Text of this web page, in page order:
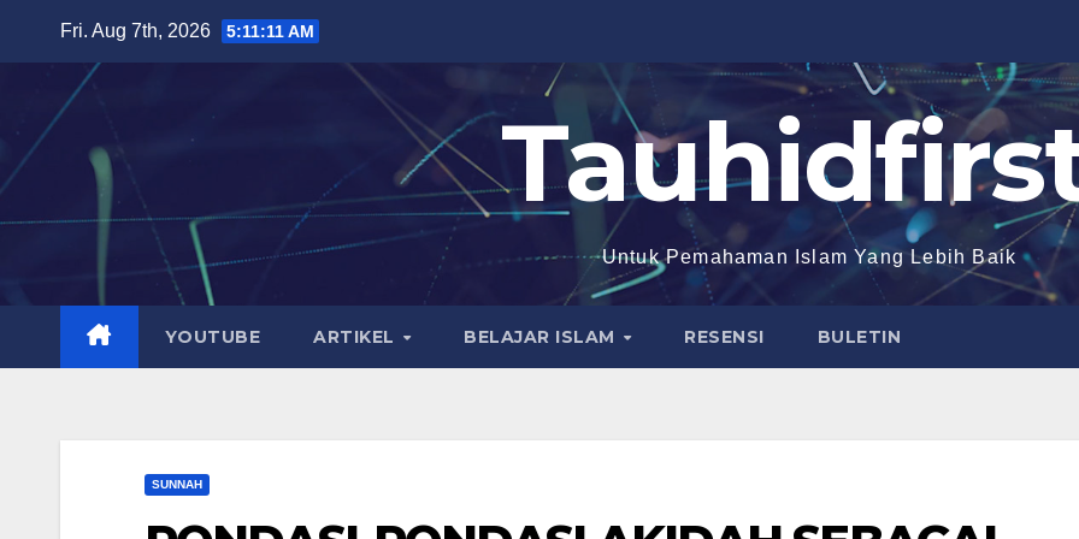
Fri. Aug 7th, 2026 5:11:12 AM
Untuk Pemahaman Islam Yang Lebih Baik
YOUTUBE ARTIKEL BELAJAR ISLAM RESENSI BULETIN
SUNNAH